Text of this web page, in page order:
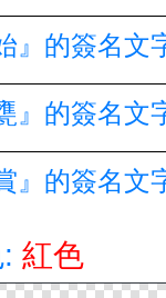
』的簽名文
』的簽名文
』的簽名文
:紅色